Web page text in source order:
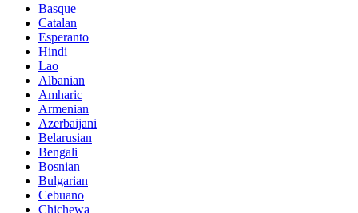
Basque
Catalan
Esperanto
Hindi
Lao
Albanian
Amharic
Armenian
Azerbaijani
Belarusian
Bengali
Bosnian
Bulgarian
Cebuano
Chichewa